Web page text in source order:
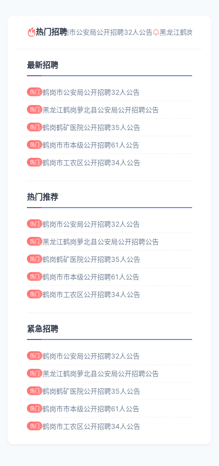
热门招聘鹤岗市公安局公开招聘32人公告 黑龙江鹤岗萝北县
最新招聘
热门 鹤岗市公安局公开招聘32人公告
热门 黑龙江鹤岗萝北县公安局公开招聘公告
热门 鹤岗鹤矿医院公开招聘35人公告
热门 鹤岗市市本级公开招聘61人公告
热门 鹤岗市工农区公开招聘34人公告
热门推荐
热门 鹤岗市公安局公开招聘32人公告
热门 黑龙江鹤岗萝北县公安局公开招聘公告
热门 鹤岗鹤矿医院公开招聘35人公告
热门 鹤岗市市本级公开招聘61人公告
热门 鹤岗市工农区公开招聘34人公告
紧急招聘
热门 鹤岗市公安局公开招聘32人公告
热门 黑龙江鹤岗萝北县公安局公开招聘公告
热门 鹤岗鹤矿医院公开招聘35人公告
热门 鹤岗市市本级公开招聘61人公告
热门 鹤岗市工农区公开招聘34人公告